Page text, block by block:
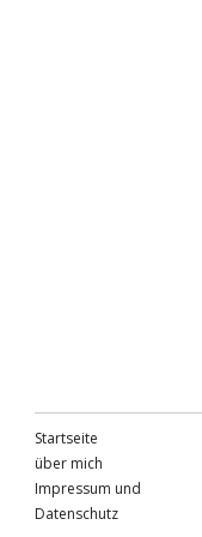
Startseite
über mich
Impressum und
Datenschutz